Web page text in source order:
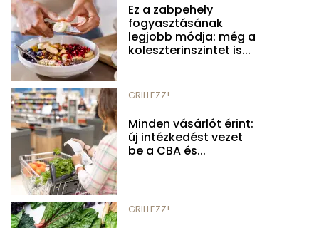
Ez a zabpehely
fogyasztásának
legjobb módja: még a
koleszterinszintet is...
GRILLEZZ!
Minden vásárlót érint:
új intézkedést vezet
be a CBA és...
GRILLEZZ!